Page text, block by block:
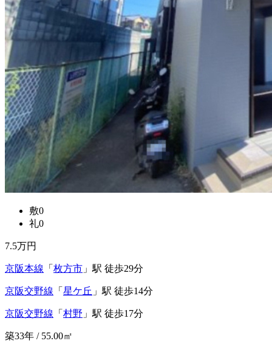
敷0
礼0
7.5万円
京阪本線 「 枚方市 」駅 徒歩29分
京阪交野線 「 星ケ丘 」駅 徒歩14分
京阪交野線 「 村野 」駅 徒歩17分
築33年 / 55.00㎡